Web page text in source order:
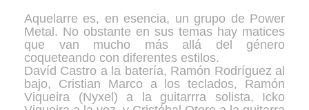
Aquelarre es, en esencia, un grupo de Power
Metal. No obstante en sus temas hay matices
que van mucho más allá del género
coqueteando con diferentes estilos.
Davíd Castro a la batería, Ramón Rodríguez al
bajo, Cristian Marco a los teclados, Ramón
Viqueira (Nyxel) a la guitarrra solista, Icko